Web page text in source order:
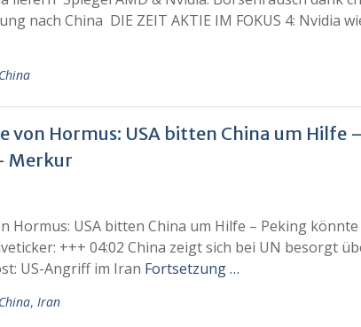
nach China DIE ZEIT AKTIE IM FOKUS 4: Nvidia
China
von Hormus: USA bitten China um Hilfe
Merkur
Hormus: USA bitten China um Hilfe – Peking
+++ 04:02 China zeigt sich bei UN besorgt
US-Angriff im Iran Fortsetzung …
China, Iran